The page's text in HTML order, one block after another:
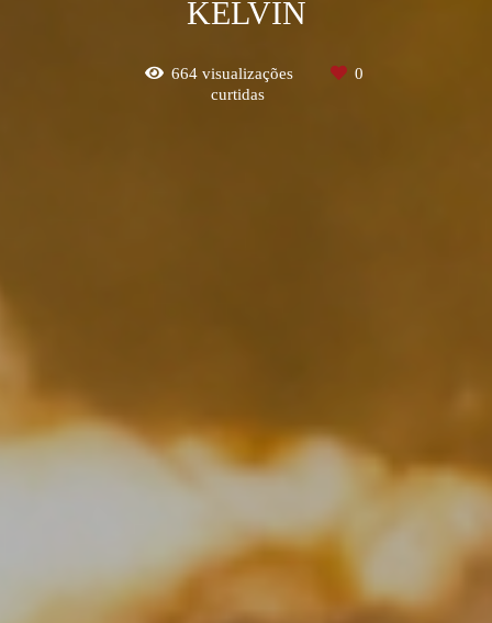
KELVIN
664 visualizações
0
curtidas